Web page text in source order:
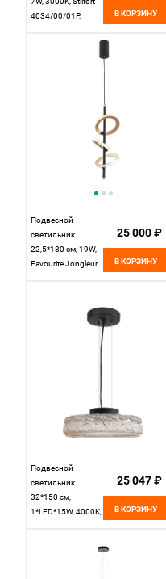
4034/00/01P,
В КОРЗИНУ
Подвесной
светильник
22,5*180 см, 19W,
Favourite Jongleur
матовое золото
25 000 ₽
В КОРЗИНУ
Подвесной
светильник
32*150 см,
1*LED*15W, 4000K,
25 047 ₽
В КОРЗИНУ